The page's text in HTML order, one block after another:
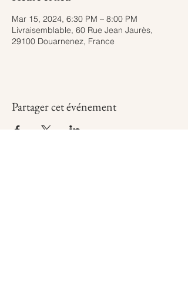
Mar 15, 2024, 6:30 PM – 8:00 PM
Livraisemblable, 60 Rue Jean Jaurès,
29100 Douarnenez, France
Partager cet événement